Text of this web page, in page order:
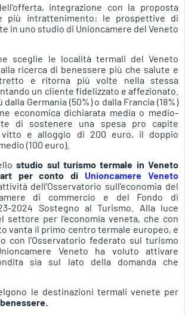
integrazione con la proposta
più intrattenimento: le prospettive di
in uno studio di Unioncamere del Veneto
sceglie le località termali del Veneto
ricerca di benessere più che salute e
e ritorna più volte nella stessa
un cliente fidelizzato e affezionato.
Germania (50%) o dalla Francia (18%)
economica dichiarata media o medio-
di sostenere una spesa pro capite
vitto e alloggio di 200 euro, il doppio
(100 euro).
studio sul turismo termale in Veneto
per conto diUnioncamere Veneto
dell’Osservatorio sull’economia del
di commercio e del Fondo di
2024 Sostegno al Turismo. Alla luce
settore per l’economia veneta, che con
vanta il primo centro termale europeo, e
con l’Osservatorio federato sul turismo
Veneto ha voluto attivare
sia sul lato della domanda che
le destinazioni termali venete per
benessere.